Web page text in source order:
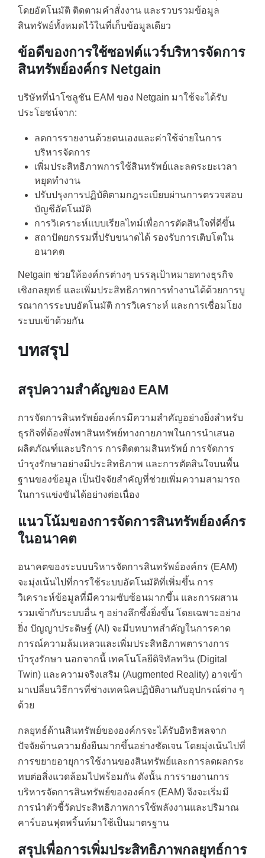
โดยอัตโนมัติ ติดตามคำสั่งงาน และรวบรวมข้อมูล
สินทรัพย์ทั้งหมดไว้ในที่เก็บข้อมูลเดียว
ข้อดีของการใช้ซอฟต์แวร์บริหารจัดการ
สินทรัพย์องค์กร Netgain
บริษัทที่นำโซลูชัน EAM ของ Netgain มาใช้จะได้รับ
ประโยชน์จาก:
ลดการรายงานด้วยตนเองและค่าใช้จ่ายในการ
บริหารจัดการ
เพิ่มประสิทธิภาพการใช้สินทรัพย์และลดระยะเวลา
หยุดทำงาน
ปรับปรุงการปฏิบัติตามกฎระเบียบผ่านการตรวจสอบ
บัญชีอัตโนมัติ
การวิเคราะห์แบบเรียลไทม์เพื่อการตัดสินใจที่ดีขึ้น
สถาปัตยกรรมที่ปรับขนาดได้ รองรับการเติบโตใน
อนาคต
Netgain ช่วยให้องค์กรต่างๆ บรรลุเป้าหมายทางธุรกิจ
เชิงกลยุทธ์ และเพิ่มประสิทธิภาพการทำงานได้ด้วยการบู
รณาการระบบอัตโนมัติ การวิเคราะห์ และการเชื่อมโยง
ระบบเข้าด้วยกัน
บทสรุป
สรุปความสำคัญของ EAM
การจัดการสินทรัพย์องค์กรมีความสำคัญอย่างยิ่งสำหรับ
ธุรกิจที่ต้องพึ่งพาสินทรัพย์ทางกายภาพในการนำเสนอ
ผลิตภัณฑ์และบริการ การติดตามสินทรัพย์ การจัดการ
บำรุงรักษาอย่างมีประสิทธิภาพ และการตัดสินใจบนพื้น
ฐานของข้อมูล เป็นปัจจัยสำคัญที่ช่วยเพิ่มความสามารถ
ในการแข่งขันได้อย่างต่อเนื่อง
แนวโน้มของการจัดการสินทรัพย์องค์กร
ในอนาคต
อนาคตของระบบบริหารจัดการสินทรัพย์องค์กร (EAM)
จะมุ่งเน้นไปที่การใช้ระบบอัตโนมัติที่เพิ่มขึ้น การ
วิเคราะห์ข้อมูลที่มีความซับซ้อนมากขึ้น และการผสาน
รวมเข้ากับระบบอื่น ๆ อย่างลึกซึ้งยิ่งขึ้น โดยเฉพาะอย่าง
ยิ่ง ปัญญาประดิษฐ์ (AI) จะมีบทบาทสำคัญในการคาด
การณ์ความล้มเหลวและเพิ่มประสิทธิภาพตารางการ
บำรุงรักษา นอกจากนี้ เทคโนโลยีดิจิทัลทวิน (Digital
Twin) และความจริงเสริม (Augmented Reality) อาจเข้า
มาเปลี่ยนวิธีการที่ช่างเทคนิคปฏิบัติงานกับอุปกรณ์ต่าง ๆ
ด้วย
กลยุทธ์ด้านสินทรัพย์ขององค์กรจะได้รับอิทธิพลจาก
ปัจจัยด้านความยั่งยืนมากขึ้นอย่างชัดเจน โดยมุ่งเน้นไปที่
การขยายอายุการใช้งานของสินทรัพย์และการลดผลกระ
ทบต่อสิ่งแวดล้อมไปพร้อมกัน ดังนั้น การรายงานการ
บริหารจัดการสินทรัพย์ขององค์กร (EAM) จึงจะเริ่มมี
การนำตัวชี้วัดประสิทธิภาพการใช้พลังงานและปริมาณ
คาร์บอนฟุตพริ้นท์มาใช้เป็นมาตรฐาน
สรุปเพื่อการเพิ่มประสิทธิภาพกลยุทธ์การ